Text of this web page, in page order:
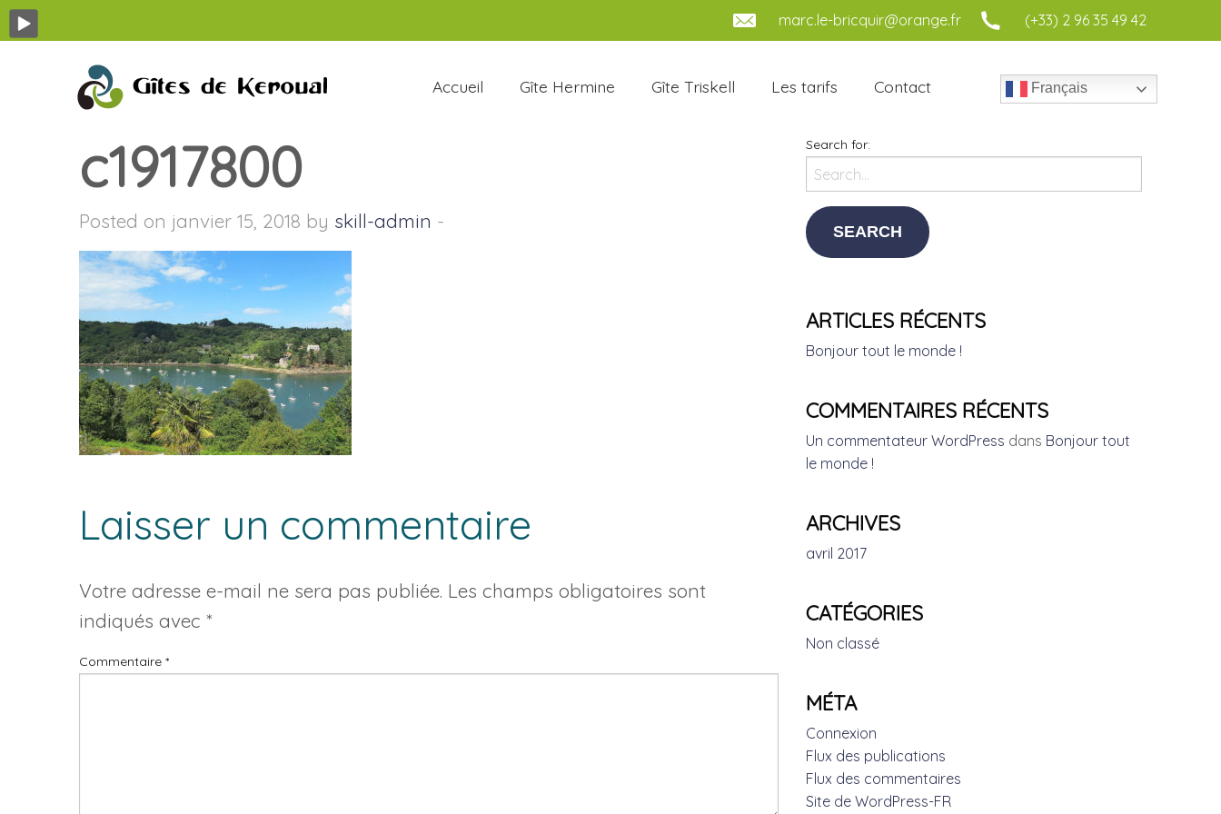
marc.le-bricquir@orange.fr (+33) 2 96 35 49 42
Accueil Gîte Hermine Gîte Triskell Les tarifs Contact Français
c1917800
Posted on janvier 15, 2018 by skill-admin -
Laisser un commentaire
Votre adresse e-mail ne sera pas publiée. Les champs obligatoires sont
indiqués avec *
Commentaire *
Search for:
ARTICLES RÉCENTS
Bonjour tout le monde !
COMMENTAIRES RÉCENTS
Un commentateur WordPress dans Bonjour tout
le monde !
ARCHIVES
avril 2017
CATÉGORIES
Non classé
MÉTA
Connexion
Flux des publications
Flux des commentaires
Site de WordPress-FR